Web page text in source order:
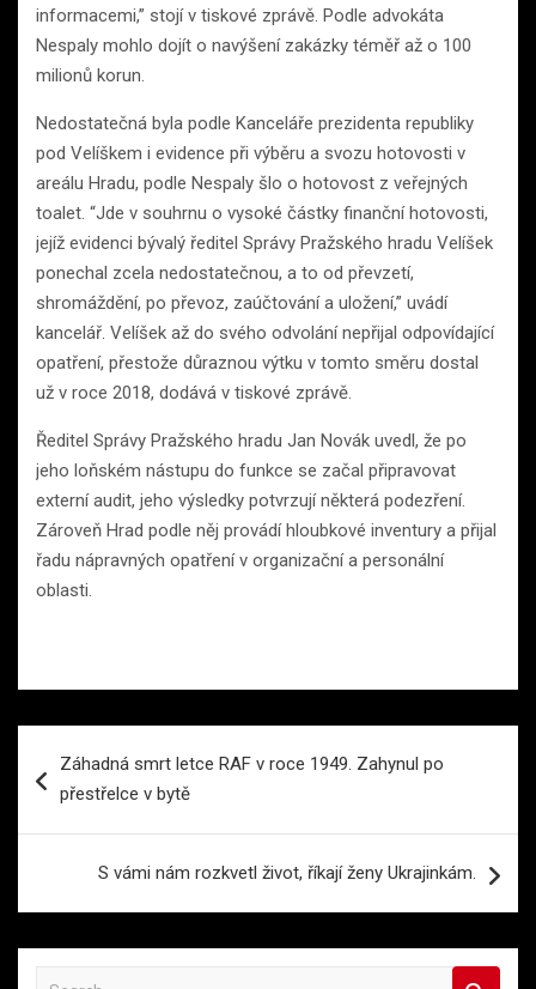
informacemi,” stojí v tiskové zprávě. Podle advokáta
Nespaly mohlo dojít o navýšení zakázky téměř až o 100
milionů korun.
Nedostatečná byla podle Kanceláře prezidenta republiky
pod Velíškem i evidence při výběru a svozu hotovosti v
areálu Hradu, podle Nespaly šlo o hotovost z veřejných
toalet. “Jde v souhrnu o vysoké částky finanční hotovosti,
jejíž evidenci bývalý ředitel Správy Pražského hradu Velíšek
ponechal zcela nedostatečnou, a to od převzetí,
shromáždění, po převoz, zaúčtování a uložení,” uvádí
kancelář. Velíšek až do svého odvolání nepřijal odpovídající
opatření, přestože důraznou výtku v tomto směru dostal
už v roce 2018, dodává v tiskové zprávě.
Ředitel Správy Pražského hradu Jan Novák uvedl, že po
jeho loňském nástupu do funkce se začal připravovat
externí audit, jeho výsledky potvrzují některá podezření.
Zároveň Hrad podle něj provádí hloubkové inventury a přijal
řadu nápravných opatření v organizační a personální
oblasti.
proZáhadná smrt letce RAF v roce 1949. Zahynul po
přestřelce v bytě
S vámi nám rozkvetl život, říkají ženy Ukrajinkám.